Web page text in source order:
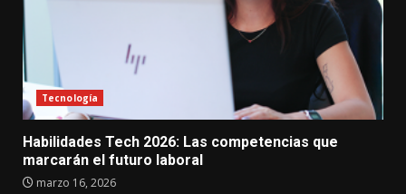
Tecnología
Habilidades Tech 2026: Las competencias que
marcarán el futuro laboral
marzo 16, 2026